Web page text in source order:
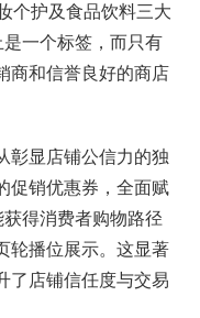
个护及食品饮料三大
一个标签，而只有
商和信誉良好的商店
彰显店铺公信力的独
促销优惠券，全面赋
得消费者购物路径
轮播位展示。这显著
了店铺信任度与交易